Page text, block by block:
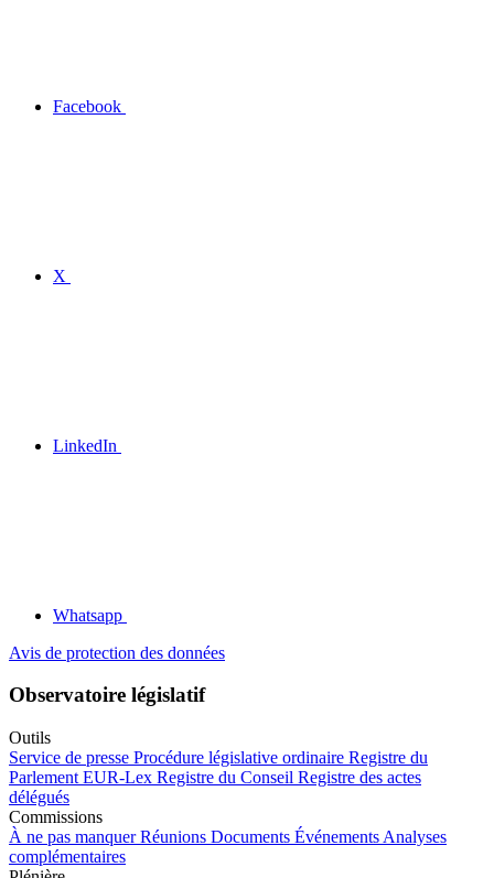
Facebook
X
LinkedIn
Whatsapp
Avis de protection des données
Observatoire législatif
Outils
Service de presse Procédure législative ordinaire Registre du
Parlement EUR-Lex Registre du Conseil Registre des actes
délégués
Commissions
À ne pas manquer Réunions Documents Événements Analyses
complémentaires